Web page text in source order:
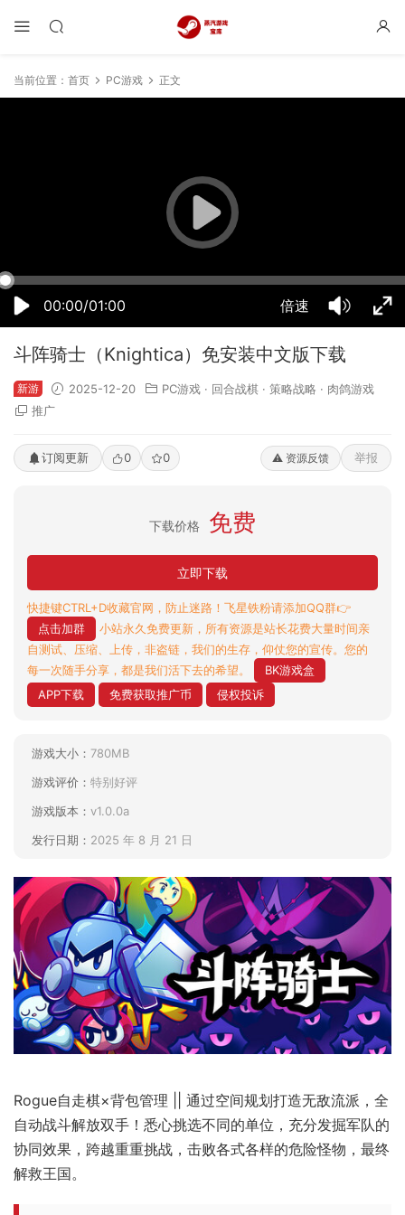
当前位置： 首页 PC游戏 正文
00:00/01:00 倍速
50% 75% 100%
斗阵骑士（Knightica）免安装中文版下载
新游 2025-12-20 PC游戏 · 回合战棋 · 策略战略 · 肉鸽游戏
推广
订阅更新 0 0 ⚠️ 资源反馈 举报
下载价格 免费
立即下载
快捷键CTRL+D收藏官网，防止迷路！飞星铁粉请添加QQ群👉
点击加群
小站永久免费更新，所有资源是站长花费大量时间亲
自测试、压缩、上传，非盗链，我们的生存，仰仗您的宣传。您的
每一次随手分享，都是我们活下去的希望。
BK游戏盒
APP下载
免费获取推广币 侵权投诉
游戏大小： 780MB
游戏评价： 特别好评
游戏版本： v1.0.0a
发行日期： 2025 年 8 月 21 日
Rogue自走棋×背包管理 || 通过空间规划打造无敌流派，全
自动战斗解放双手！悉心挑选不同的单位，充分发掘军队的
协同效果，跨越重重挑战，击败各式各样的危险怪物，最终
解救王国。